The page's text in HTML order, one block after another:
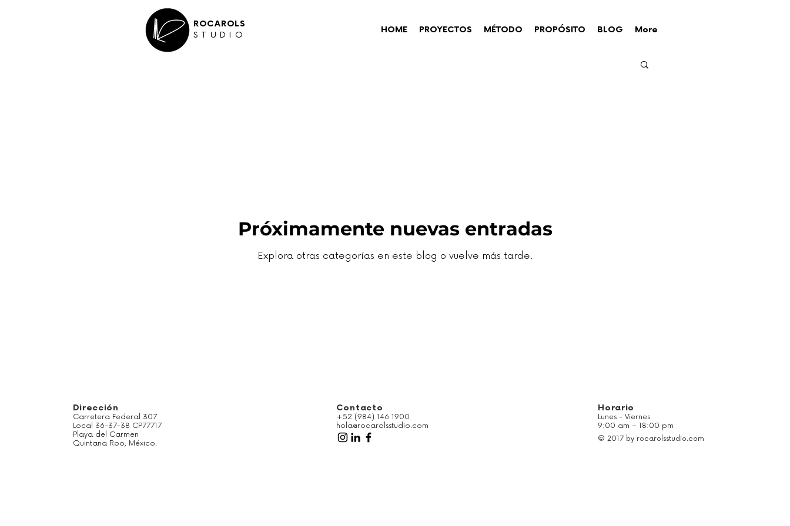
ROCAROLS
STUDIO
HOME PROYECTOS MÉTODO PROPÓSITO BLOG More
Próximamente nuevas entradas
Explora otras categorías en este blog o vuelve más tarde.
Dirección
Carretera Federal 307
Local 36-37-38 CP77717
Playa del Carmen
Quintana Roo, México.
Contacto
+52 (984) 146 1900
hola@rocarolsstudio.com
Horario
Lunes - Viernes
9:00 am – 18:00 pm
© 2017 by rocarolsstudio.com